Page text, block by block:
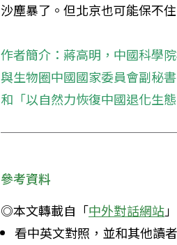
沙塵暴了。但北京也可能保不住
作者簡介：蔣高明，中國科學
與生物圈中國國家委員會副秘
和「以自然力恢復中國退化生
參考資料
◎本文轉載自「中外對話網站
看中英文對照，並和其他讀